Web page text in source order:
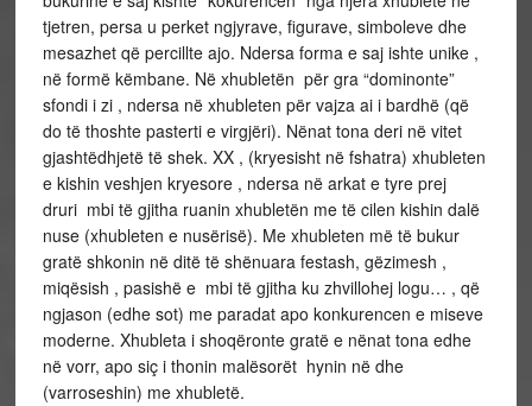
tjetren, persa u perket ngjyrave, figurave, simboleve dhe
mesazhet që percillte ajo. Ndersa forma e saj ishte unike ,
në formë këmbane. Në xhubletën për gra “dominonte”
sfondi i zi , ndersa në xhubleten për vajza ai i bardhë (që
do të thoshte pasterti e virgjëri). Nënat tona deri në vitet
gjashtëdhjetë të shek. XX , (kryesisht në fshatra) xhubleten
e kishin veshjen kryesore , ndersa në arkat e tyre prej
druri mbi të gjitha ruanin xhubletën me të cilen kishin dalë
nuse (xhubleten e nusërisë). Me xhubleten më të bukur
gratë shkonin në ditë të shënuara festash, gëzimesh ,
miqësish , pasishë e mbi të gjitha ku zhvillohej logu… , që
ngjason (edhe sot) me paradat apo konkurencen e miseve
moderne. Xhubleta i shoqëronte gratë e nënat tona edhe
në vorr, apo siç i thonin malësorët hynin në dhe
(varroseshin) me xhubletë.